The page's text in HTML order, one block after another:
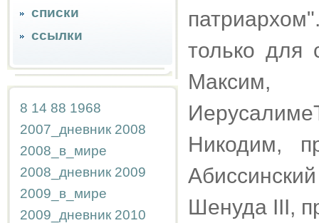
списки
ссылки
8 14 88 1968
2007_дневник 2008
2008_в_мире
2008_дневник 2009
2009_в_мире
2009_дневник 2010
только для
Никодим,
Шенуда III,